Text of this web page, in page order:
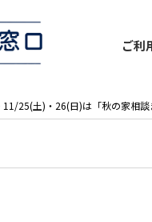
ご利
11/25(土)・26(日)は「秋の家相談